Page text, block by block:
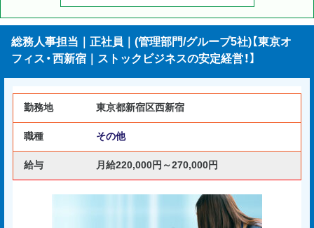
総務人事担当｜正社員｜(管理部門/グループ5社)【東京オ
フィス・西新宿｜ストックビジネスの安定経営！】
勤務地 東京都新宿区西新宿
職種 その他
給与 月給220,000円～270,000円